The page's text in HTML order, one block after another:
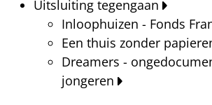
Uitsluiting tegengaan
Inloophuizen - Fonds
Een thuis zonder
Dreamers -
jongeren